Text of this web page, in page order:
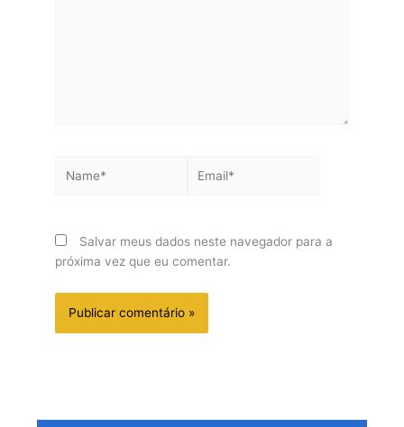
Salvar meus dados neste navegador para a
próxima vez que eu comentar.